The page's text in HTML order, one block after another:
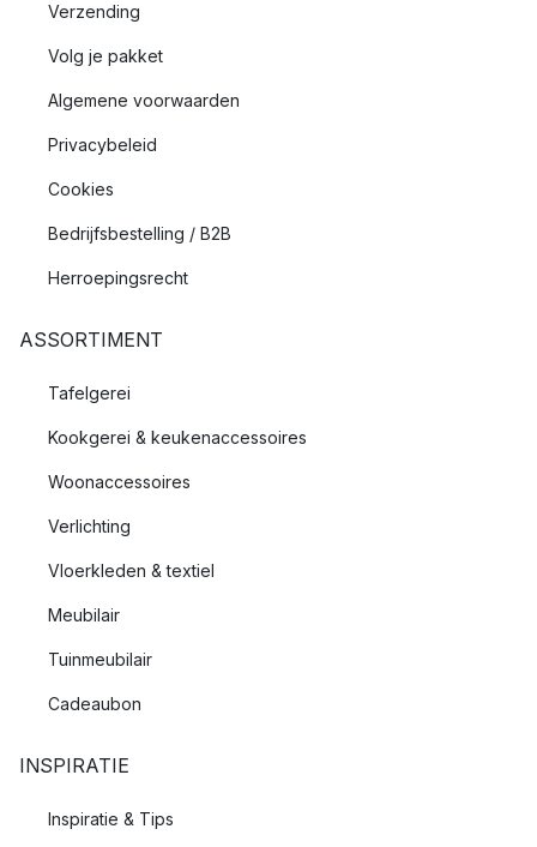
Verzending
Volg je pakket
Algemene voorwaarden
Privacybeleid
Cookies
Bedrijfsbestelling / B2B
Herroepingsrecht
ASSORTIMENT
Tafelgerei
Kookgerei & keukenaccessoires
Woonaccessoires
Verlichting
Vloerkleden & textiel
Meubilair
Tuinmeubilair
Cadeaubon
INSPIRATIE
Inspiratie & Tips